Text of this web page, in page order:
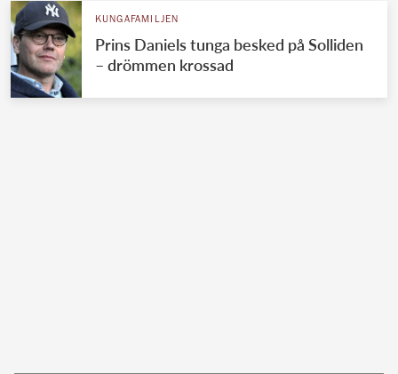
KUNGAFAMILJEN
Prins Daniels tunga besked på Solliden
– drömmen krossad